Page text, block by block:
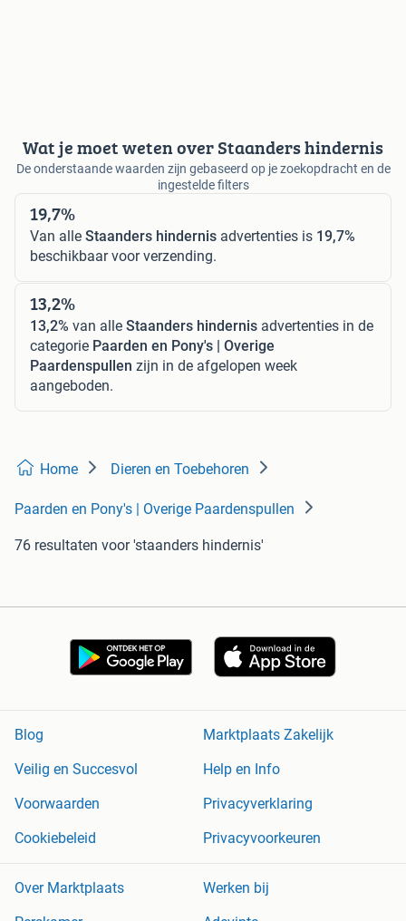
Wat je moet weten over Staanders hindernis
De onderstaande waarden zijn gebaseerd op je zoekopdracht en de
ingestelde filters
19,7%
Van alle Staanders hindernis advertenties is 19,7%
beschikbaar voor verzending.
13,2%
13,2% van alle Staanders hindernis advertenties in de
categorie Paarden en Pony's | Overige
Paardenspullen zijn in de afgelopen week
aangeboden.
Home Dieren en Toebehoren
Paarden en Pony's | Overige Paardenspullen
76 resultaten voor 'staanders hindernis'
Blog
Marktplaats Zakelijk
Veilig en Succesvol
Help en Info
Voorwaarden
Privacyverklaring
Cookiebeleid
Privacyvoorkeuren
Over Marktplaats
Werken bij